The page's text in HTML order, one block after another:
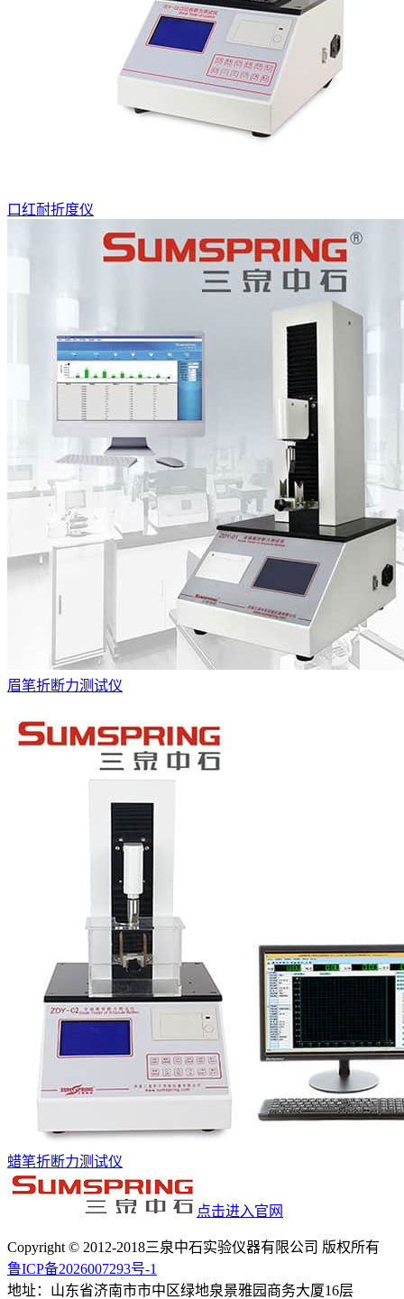
口红耐折度仪
眉笔折断力测试仪
蜡笔折断力测试仪
点击进入官网
Copyright © 2012-2018三泉中石实验仪器有限公司 版权所有
鲁ICP备2026007293号-1
地址：山东省济南市市中区绿地泉景雅园商务大厦16层